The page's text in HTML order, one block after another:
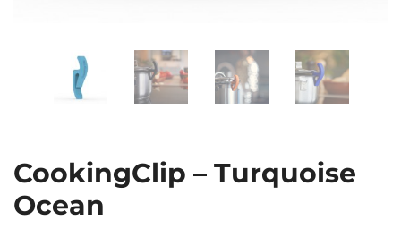
CookingClip – Turquoise
Ocean